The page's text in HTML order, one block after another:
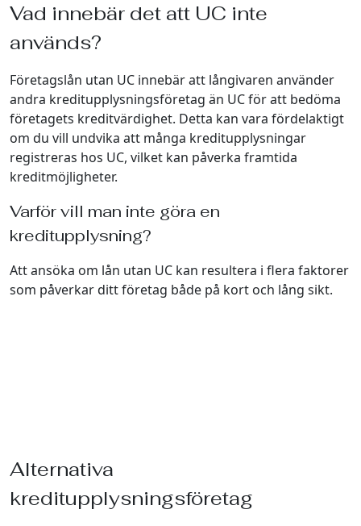
Vad innebär det att UC inte
används?
Företagslån utan UC innebär att långivaren använder
andra kreditupplysningsföretag än UC för att bedöma
företagets kreditvärdighet. Detta kan vara fördelaktigt
om du vill undvika att många kreditupplysningar
registreras hos UC, vilket kan påverka framtida
kreditmöjligheter.
Varför vill man inte göra en
kreditupplysning?
Att ansöka om lån utan UC kan resultera i flera faktorer
som påverkar ditt företag både på kort och lång sikt.
Alternativa
kreditupplysningsföretag